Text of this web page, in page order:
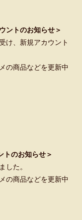
ントのお知らせ＞
け、新規アカウント
の商品などを更新中
トのお知らせ＞
した。
の商品などを更新中